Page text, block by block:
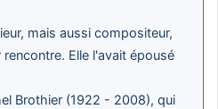
mais aussi compositeur,
Elle l'avait épousé
Brothier (1922 - 2008), qui